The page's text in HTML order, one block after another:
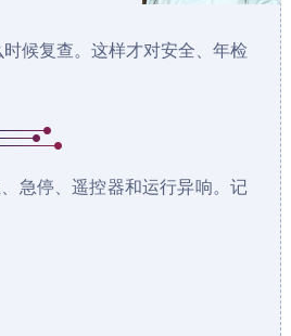
候复查。这样才对安全、年检
急停、遥控器和运行异响。记